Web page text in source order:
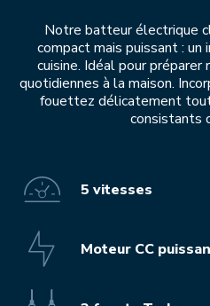
Notre batteur électrique
compact mais puissant :
cuisine. Idéal pour
quotidiennes à la maison.
fouettez délicatement
consistants
5 vitesses
Moteur CC